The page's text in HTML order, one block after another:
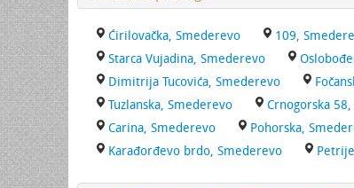
Ćirilovačka, Smederevo 109,
Starca Vujadina, Smederevo
Dimitrija Tucovića, Smederevo
Tuzlanska, Smederevo
Crnogorska
Carina, Smederevo
Pohorska,
Karađorđevo brdo, Smederevo